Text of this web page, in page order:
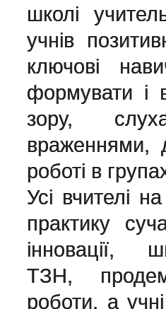
школі
учнів
ключові
формувати і
зору,
враженнями,
роботі в
Усі вчителі
практику
інновації,
ТЗН,
роботи, а